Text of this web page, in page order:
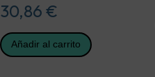
30,86€
Añadir al carrito